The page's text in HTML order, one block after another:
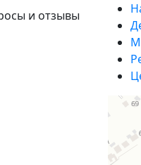
и отзывы